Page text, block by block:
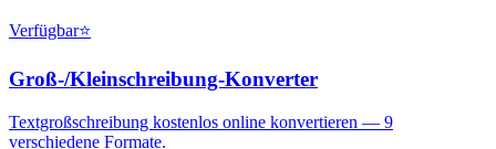
Verfügbar⭐
Groß-/Kleinschreibung-Konverter
Textgroßschreibung kostenlos online konvertieren — 9
verschiedene Formate.